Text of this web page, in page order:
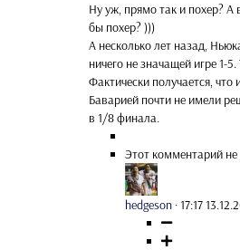
Ну уж, прямо так и похер?
бы похер? )))
А несколько лет назад,
ничего не значащей игре 1-
Фактически получается, что
Баварией почти не имели
в 1/8 финала.
Этот комментарий
hedgeson ·17:17